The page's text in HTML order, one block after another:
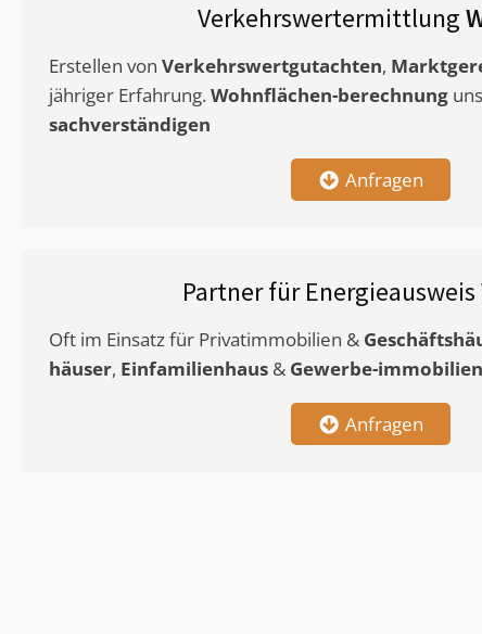
Verkehrswertermittlung
Erstellen von Verkehrswertgutachten,
jähriger Erfahrung. Wohnflächen-berechnung
sachverständigen
Anfragen
Partner für Energieausweis
Oft im Einsatz für Privatimmobilien &
häuser, Einfamilienhaus & Gewerbe-immobilien
Anfragen